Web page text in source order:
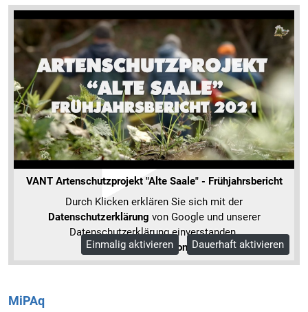
VANT Artenschutzprojekt "Alte Saale" - Frühjahrsbericht
Durch Klicken erklären Sie sich mit der
Datenschutzerklärung von Google und unserer
Datenschutzerklärung einverstanden.
Mehr Informationen
Einmalig aktivieren Dauerhaft aktivieren
MiPAq